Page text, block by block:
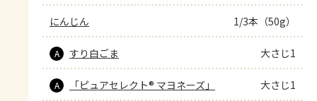
にんじん 1/3本（50g）
A すり白ごま 大さじ1
A 「ピュアセレクト® マヨネーズ」 大さじ1